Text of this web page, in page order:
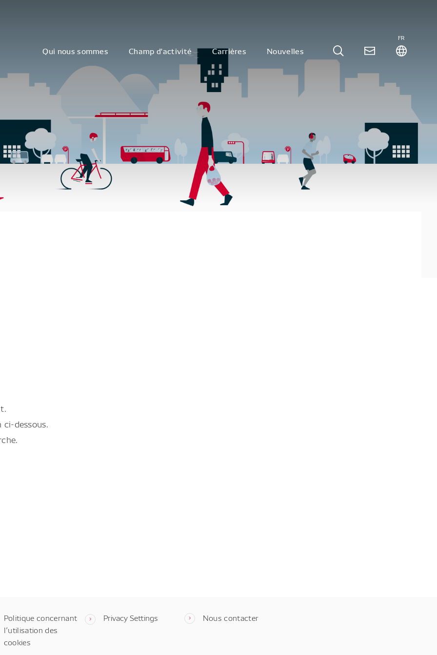
Qui nous sommes Champ d'activité Carrières Nouvelles
FR
dessous.
Politique concernant
l’utilisation des
cookies
Privacy Settings Nous contacter